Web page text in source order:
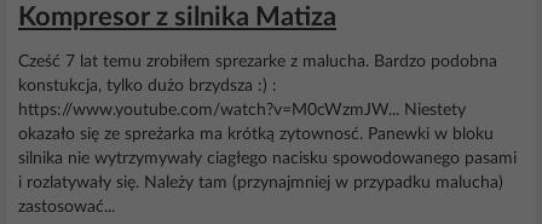
Kompresor z silnika Matiza
Cześć 7 lat temu zrobiłem sprezarke z malucha. Bardzo podobna
konstukcja, tylko dużo brzydsza :) :
https://www.youtube.com/watch?v=M0cWzmJW... Niestety
okazało się ze spreżarka ma krótką zytownosć. Panewki w bloku
silnika nie wytrzymywały ciagłego nacisku spowodowanego pasami
i rozlatywały się. Należy tam (przynajmniej w przypadku malucha)
zastosować...